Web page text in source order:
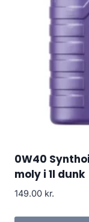
0W40
moly i 1l dunk
149.00 kr.